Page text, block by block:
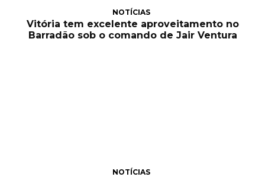
NOTÍCIAS
Vitória tem excelente aproveitamento no
Barradão sob o comando de Jair Ventura
NOTÍCIAS